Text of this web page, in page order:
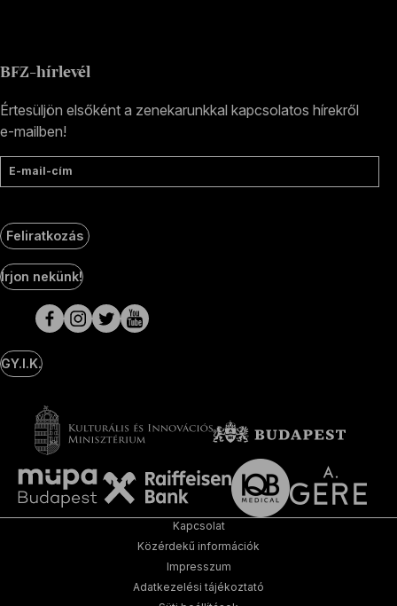
BFZ-hírlevél
Értesüljön elsőként a zenekarunkkal kapcsolatos hírekről
e-mailben!
E-mail-cím
Feliratkozás
Social
Media
oldalak
Írjon nekünk!
GY.I.K.
Kapcsolat
Közérdekű információk
Impresszum
Adatkezelési tájékoztató